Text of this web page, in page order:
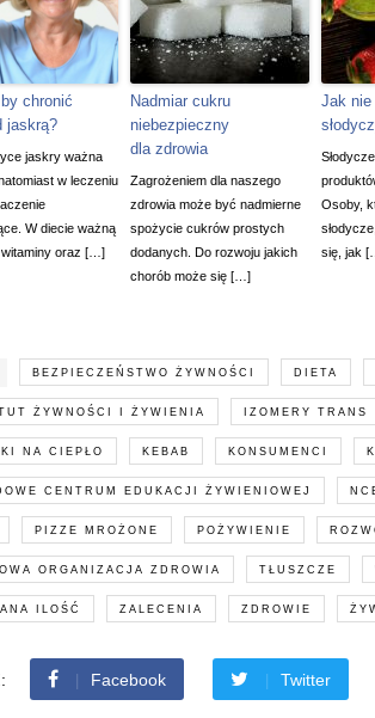
chronić
jaskrą?
jaskry ważna
w leczeniu
W diecie ważną
witaminy oraz […]
Nadmiar cukru
niebezpieczny
dla zdrowia
Zagrożeniem dla naszego
zdrowia może być nadmierne
spożycie cukrów prostych
dodanych. Do rozwoju jakich
chorób może się […]
Jak nie
Osoby,
się, jak
BEZPIECZEŃSTWO ŻYWNOŚCI DIETA
ŻYWNOŚCI I ŻYWIENIA IZOMERY TRANS
NA CIEPŁO KEBAB KONSUMENCI
CENTRUM EDUKACJI ŻYWIENIOWEJ
PIZZE MROŻONE POŻYWIENIE
ORGANIZACJA ZDROWIA TŁUSZCZE
ILOŚĆ ZALECENIA ZDROWIE
Facebook Twitter